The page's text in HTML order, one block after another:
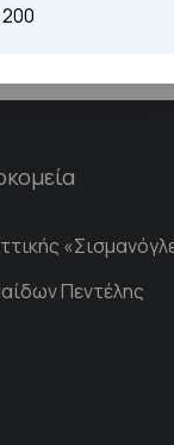
Πεντέλης